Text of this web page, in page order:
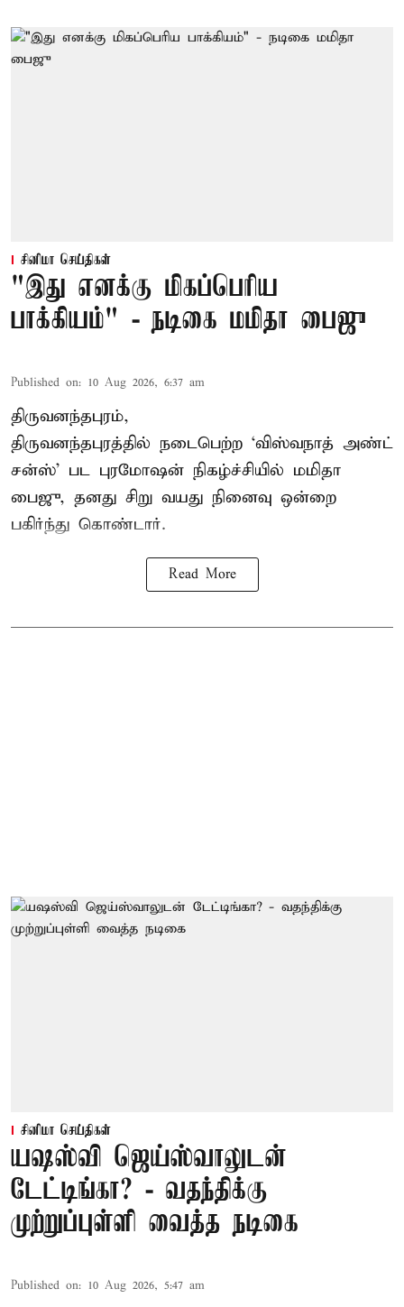
சினிமா செய்திகள்
"இது எனக்கு மிகப்பெரிய
பாக்கியம்" - நடிகை மமிதா பைஜு
Published on: 10 Aug 2026, 6:37 am
திருவனந்தபுரம்,
திருவனந்தபுரத்தில் நடைபெற்ற ‘விஸ்வநாத் அண்ட்
சன்ஸ்’ பட புரமோஷன் நிகழ்ச்சியில் மமிதா
பைஜு, தனது சிறு வயது நினைவு ஒன்றை
பகிர்ந்து கொண்டார்.
Read More
சினிமா செய்திகள்
யஷஸ்வி ஜெய்ஸ்வாலுடன்
டேட்டிங்கா? - வதந்திக்கு
முற்றுப்புள்ளி வைத்த நடிகை
Published on: 10 Aug 2026, 5:47 am